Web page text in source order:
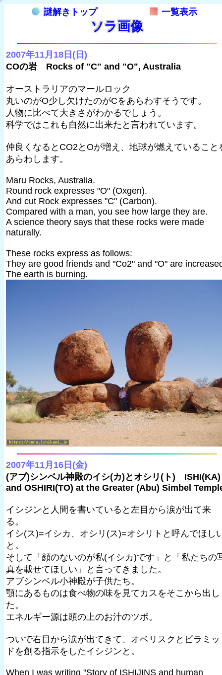
謎解きトップ 一覧表示
ソラ画像
2007年11月18日(日)
COの岩 Rocks of "C" and "O", Australia
オーストラリアのマールロック
丸いのがO少し欠けたのがCをあらわすそうです。
人物に比べて大きさがわかるでしょう。
科学ではこれも自然に出来たと言われています。
仲良くなるとCO2とOが増え、地球が燃えていること
あらわします。
Maru Rocks, Australia.
Round rock expresses "O" (Oxgen).
And cut Rock expresses "C" (Carbon).
Compared with a man, you see how large they are.
A science theory says that these rocks were made
naturally.
These rocks express as follows:
They are good friends and "Co2" and "O" are
The earth is burning.
2007年11月16日(金)
(アブ)シンベル神殿のイシ(カ)とオシリ(ト) ISHI(KA)
and OSHIRI(TO) at the Greater (Abu) Simbel
イシジンと人間を書いていると左目から涙が出て来
る。
イシ(ス)=イシカ、オシリ(ス)=オシリトと呼んでほし
と。
そして「顔のないのが私(イシカ)です」と「私たちの
真を載せてほしい」と言ってきました。
アブシンベル小神殿が子供たち。
顎にあるものは食べ物の味を見てカスをそこから出し
た。
エネルギー源は頭の上のお汁のツボ。
ついで右目から涙が出てきて、オベリスクとピラミッ
ドを創る指示をしたイシジンと。
When I was writing "Story of ISHIJINS and human